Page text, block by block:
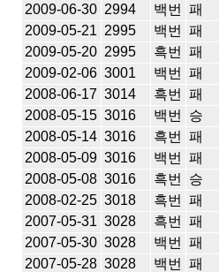
2009-06-30 2994 백번 패
2009-05-21 2995 백번 패
2009-05-20 2995 흑번 패
2009-02-06 3001 백번 패
2008-06-17 3014 흑번 패
2008-05-15 3016 백번 승
2008-05-14 3016 흑번 패
2008-05-09 3016 백번 패
2008-05-08 3016 흑번 승
2008-02-25 3018 흑번 패
2007-05-31 3028 흑번 패
2007-05-30 3028 백번 패
2007-05-28 3028 백번 패